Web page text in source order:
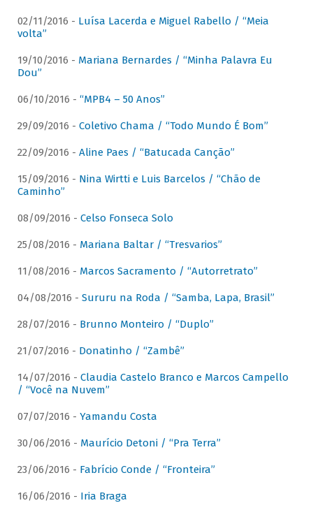
02/11/2016 - Luísa Lacerda e Miguel Rabello / “Meia
volta”
19/10/2016 - Mariana Bernardes / “Minha Palavra Eu
Dou”
06/10/2016 - “MPB4 – 50 Anos”
29/09/2016 - Coletivo Chama / “Todo Mundo É Bom”
22/09/2016 - Aline Paes / “Batucada Canção”
15/09/2016 - Nina Wirtti e Luis Barcelos / “Chão de
Caminho”
08/09/2016 - Celso Fonseca Solo
25/08/2016 - Mariana Baltar / “Tresvarios”
11/08/2016 - Marcos Sacramento / “Autorretrato”
04/08/2016 - Sururu na Roda / “Samba, Lapa, Brasil”
28/07/2016 - Brunno Monteiro / “Duplo”
21/07/2016 - Donatinho / “Zambê”
14/07/2016 - Claudia Castelo Branco e Marcos Campello
/ “Você na Nuvem”
07/07/2016 - Yamandu Costa
30/06/2016 - Maurício Detoni / “Pra Terra”
23/06/2016 - Fabrício Conde / “Fronteira”
16/06/2016 - Iria Braga